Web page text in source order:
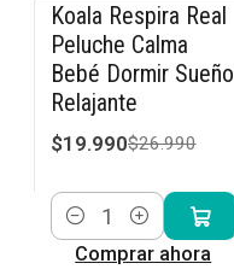
-26% OFF
Koala Respira Real
Peluche Calma
Bebé Dormir Sueño
Relajante
$19.990$26.990
Cantidad
Comprar ahora